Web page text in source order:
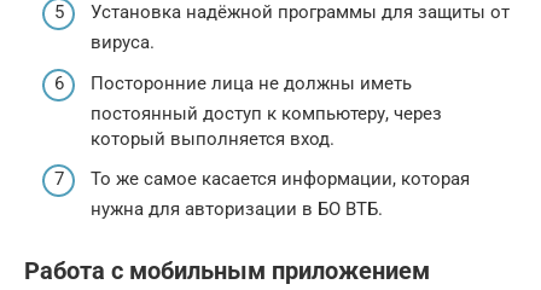
Установка надёжной программы для защиты от
вируса.
Посторонние лица не должны иметь
постоянный доступ к компьютеру, через
который выполняется вход.
То же самое касается информации, которая
нужна для авторизации в БО ВТБ.
Работа с мобильным приложением